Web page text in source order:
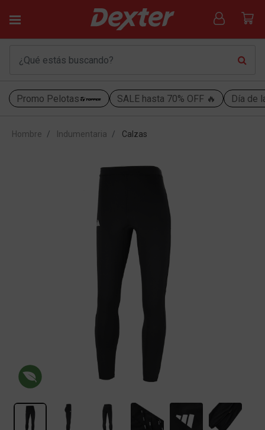
Promo Pelotas SALE hasta 70% OFF 🔥 Día de
Hombre Indumentaria Calzas